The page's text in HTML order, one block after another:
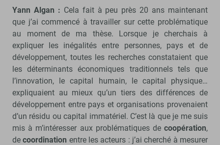
Yann Algan : Cela fait à peu près 20 ans maintenant
que j’ai commencé à travailler sur cette problématique
au moment de ma thèse. Lorsque je cherchais à
expliquer les inégalités entre personnes, pays et de
développement, toutes les recherches constataient que
les déterminants économiques traditionnels tels que
l’innovation, le capital humain, le capital physique…
expliquaient au mieux qu’un tiers des différences de
développement entre pays et organisations provenaient
d’un résidu ou capital immatériel. C’est là que je me suis
mis à m’intéresser aux problématiques decoopération,
de coordination entre les acteurs : j’ai cherché à mesurer